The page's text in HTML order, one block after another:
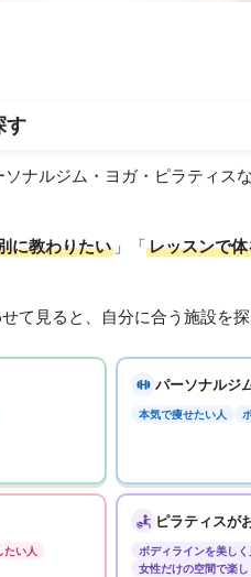
す
ナルジム・ヨガ・ピラティス
に教わりたい 」「レッスンで
て見ると、自分に合う施設を探
パーソナルジ
本気で痩せたい人
たい人
ピラティスが
ボディラインを美しく
女性だけの空間で楽